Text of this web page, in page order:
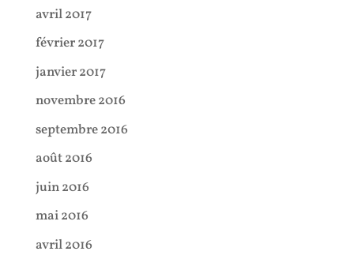
avril 2017
février 2017
janvier 2017
novembre 2016
septembre 2016
août 2016
juin 2016
mai 2016
avril 2016